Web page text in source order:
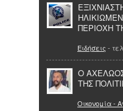
ΠΕΡΙΟΧΗ
Ειδήσεις -
Ο
ΤΗΣ
Οικονομία -